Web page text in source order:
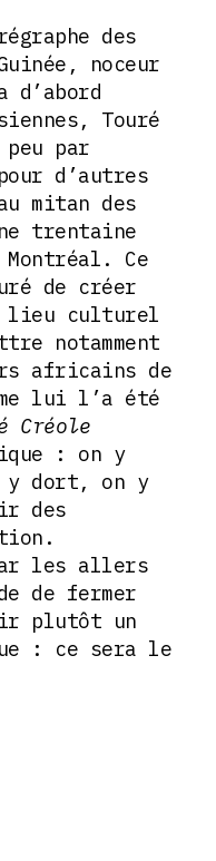
des
noceur
d’abord
Touré
peu par
d’autres
mitan des
trentaine
Ce
de créer
lieu culturel
notamment
africains de
lui l’a été
Créole
: on y
y dort, on y
des
les allers
de fermer
plutôt un
: ce sera le